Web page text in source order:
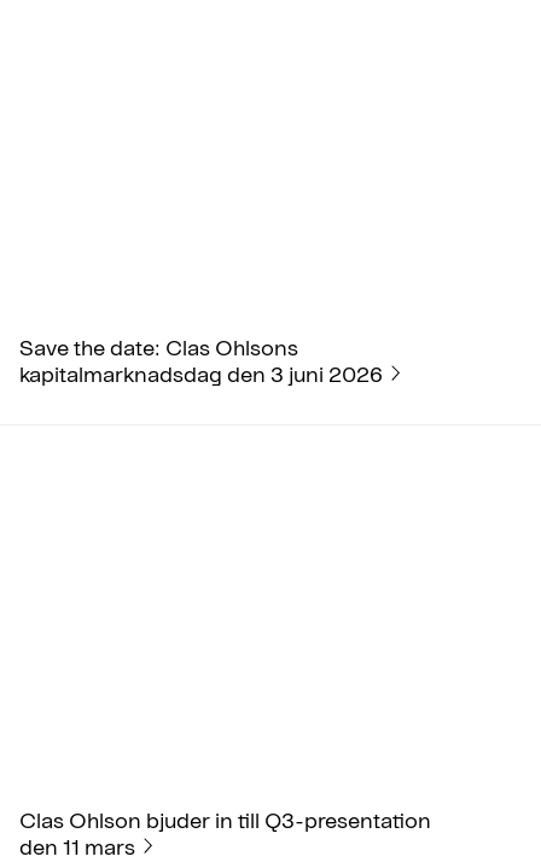
Save the date: Clas Ohlsons
kapitalmarknadsdag den 3 juni 2026
Clas Ohlson bjuder in till Q3-presentation
den 11 mars